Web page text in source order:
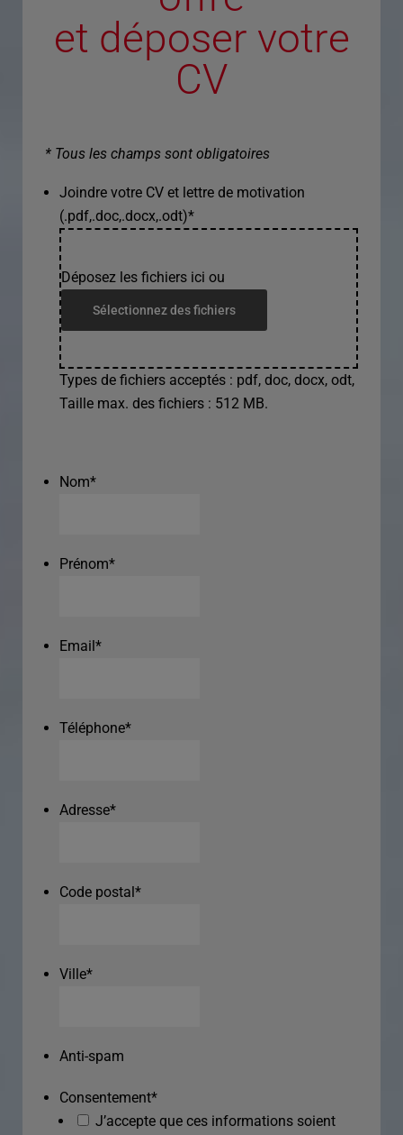
et déposer votre
CV
* Tous les champs sont obligatoires
Joindre votre CV et lettre de motivation
(.pdf,.doc,.docx,.odt)*
Déposez les fichiers ici ou
Sélectionnez des fichiers
Types de fichiers acceptés : pdf, doc, docx, odt,
Taille max. des fichiers : 512 MB.
Nom*
Prénom*
Email*
Téléphone*
Adresse*
Code postal*
Ville*
Anti-spam
Consentement*
J’accepte que ces informations soient